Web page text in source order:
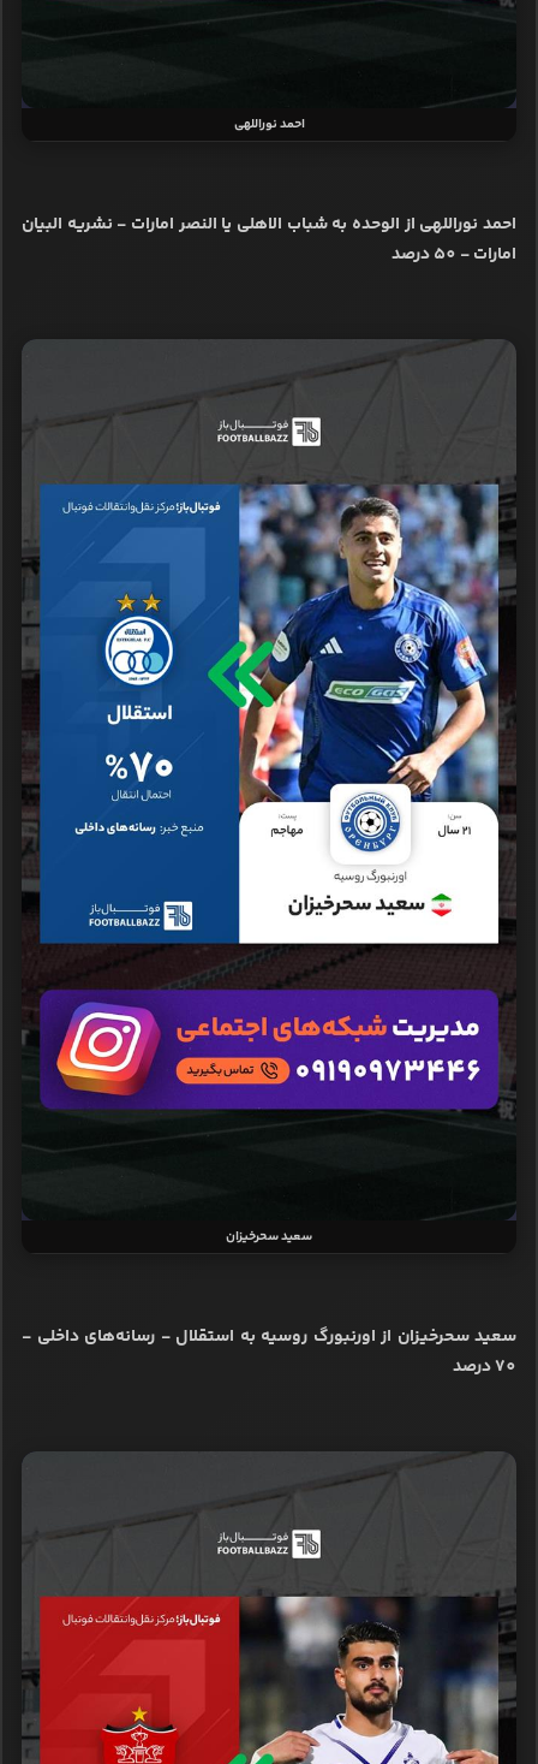
احمد نوراللهی
احمد نوراللهی از الوحده به شباب الاهلی یا النصر امارات - نشریه البیان
امارات - 50 درصد
سعید سحرخیزان
سعید سحرخیزان از اورنبورگ روسیه به استقلال - رسانه‌های داخلی -
70 درصد